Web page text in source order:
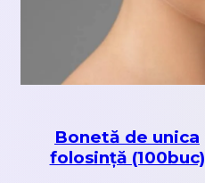
Bonetă de unica
folosință (100buc)